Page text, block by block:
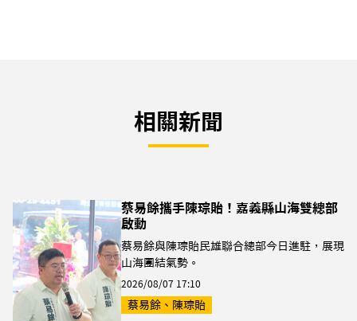
相關新聞
蔡易餘攜手陳琮貽！嘉義縣山海雙總部
啟動
蔡易餘與陳琮貽民雄聯合總部今日進駐，展現
山海團結氣勢。
2026/08/07 17:10
蔡易餘、陳琮貽